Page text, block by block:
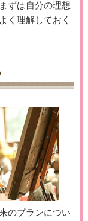
ずは自分の理想
く理解しておく
のプランについ